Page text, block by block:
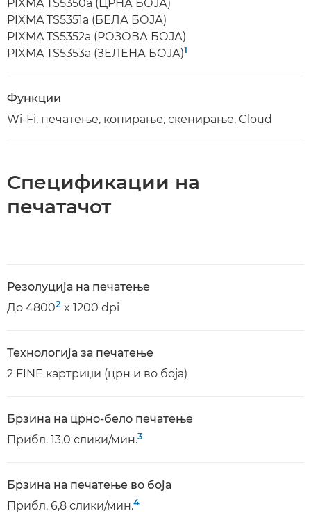
PIXMA TS5350a (ЦРНА БОЈА)
PIXMA TS5351a (БЕЛА БОЈА)
PIXMA TS5352a (РОЗОВА БОЈА)
PIXMA TS5353a (ЗЕЛЕНА БОЈА)1
Функции
Wi-Fi, печатење, копирање, скенирање, Cloud
Спецификации на
печатачот
Резолуција на печатење
До 48002 x 1200 dpi
Технологија за печатење
2 FINE картриџи (црн и во боја)
Брзина на црно-бело печатење
Прибл. 13,0 слики/мин.3
Брзина на печатење во боја
Прибл. 6,8 слики/мин.4